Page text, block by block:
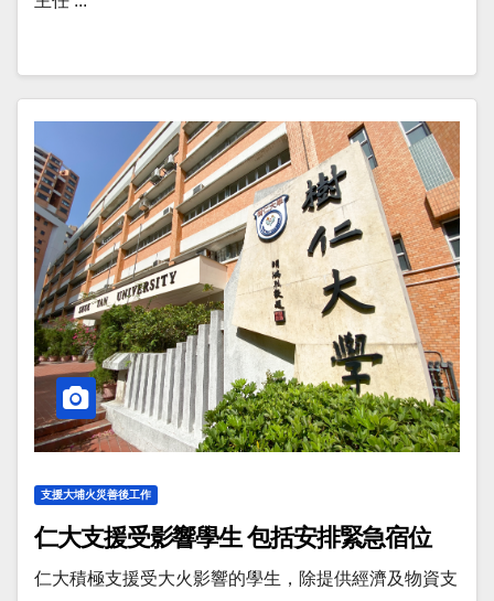
支援大埔火災善後工作
仁大支援受影響學生 包括安排緊急宿位
仁大積極支援受大火影響的學生，除提供經濟及物資支